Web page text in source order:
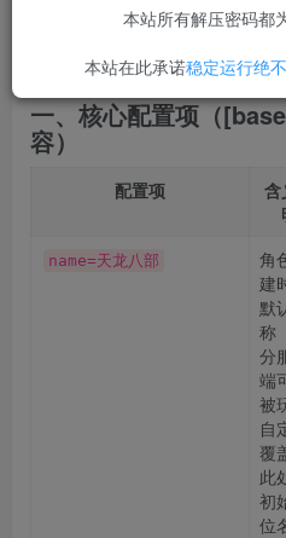
定。以下是对文件中
整整理。
一、核心配置项（
容）
配置项
含
name=天龙八部
角
建
默
称
分
端
被
自
覆
此
初
位
本站所有解压密码都
本站在此承诺稳定运行绝